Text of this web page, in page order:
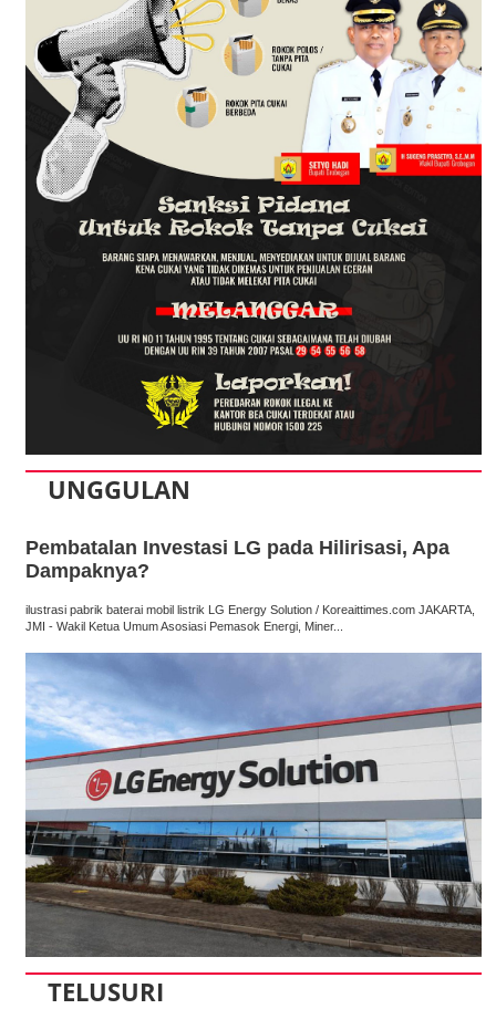
UNGGULAN
Pembatalan Investasi LG pada Hilirisasi, Apa
Dampaknya?
ilustrasi pabrik baterai mobil listrik LG Energy Solution / Koreaittimes.com JAKARTA,
JMI - Wakil Ketua Umum Asosiasi Pemasok Energi, Miner...
TELUSURI